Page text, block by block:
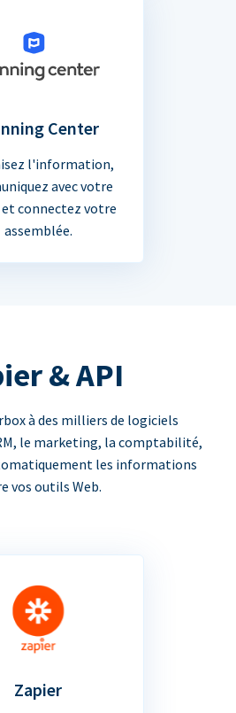
Center
l'information,
avec votre
et connectez votre
assemblée.
& API
à des milliers de logiciels
le marketing, la comptabilité,
les informations
vos outils Web.
Zapier